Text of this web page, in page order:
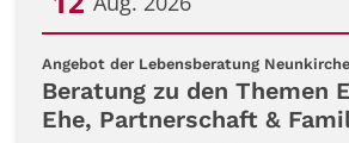
Datum: 12. August 2026
Angebot der Lebensberatung
Beratung zu den Themen
Ehe, Partnerschaft &